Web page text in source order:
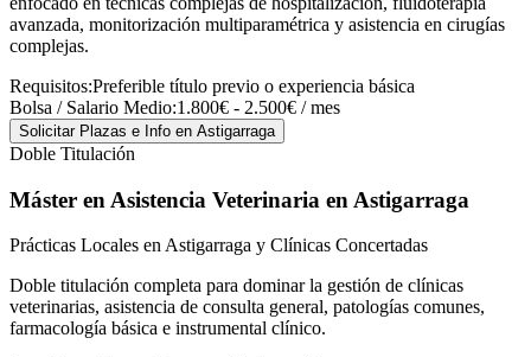
avanzada, monitorización multiparamétrica y asistencia en cirugías
complejas.
Requisitos:Preferible título previo o experiencia básica
Bolsa / Salario Medio:1.800€ - 2.500€ / mes
Solicitar Plazas e Info en Astigarraga
Doble Titulación
Máster en Asistencia Veterinaria en Astigarraga
Prácticas Locales en Astigarraga y Clínicas Concertadas
Doble titulación completa para dominar la gestión de clínicas
veterinarias, asistencia de consulta general, patologías comunes,
farmacología básica e instrumental clínico.